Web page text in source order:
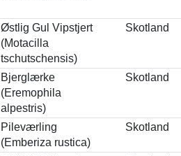
Østlig Gul Vipstjert
(Motacilla
tschutschensis)
Skotland
Bjerglærke
(Eremophila
alpestris)
Skotland
Pileværling
(Emberiza rustica)
Skotland